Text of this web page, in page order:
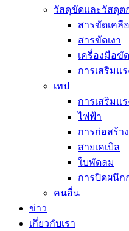
วัสดุขัดและวัสดุต
สารขัดเคลื
สารขัดเงา
เครื่องมือขั
การเสริมแ
เทป
การเสริมแ
ไฟฟ้า
การก่อสร้าง
สายเคเบิล
ใบพัดลม
การปิดผนึก
คนอื่น
ข่าว
เกี่ยวกับเรา